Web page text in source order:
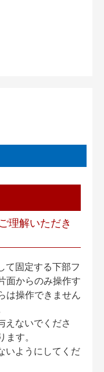
理解いただき
て固定する下部フ
面からのみ操作す
は操作できません
えないでくださ
す。
いようにしてくだ